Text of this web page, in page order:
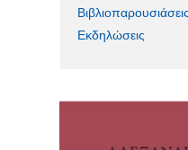
Εκδηλώσεις